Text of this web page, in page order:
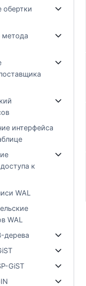
обертки
метода
интерфейса
к
WAL
WAL
дерева
GiST